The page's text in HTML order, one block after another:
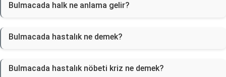
Bulmacada halk ne anlama gelir?
Bulmacada hastalık ne demek?
Bulmacada hastalık nöbeti kriz ne demek?